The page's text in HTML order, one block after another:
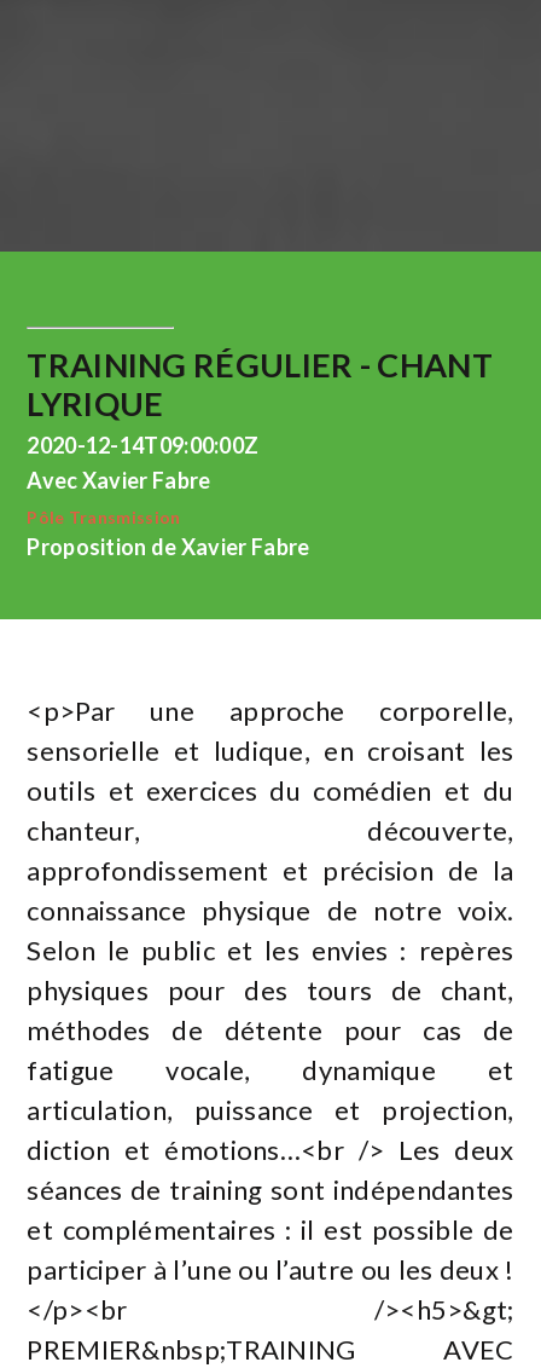
TRAINING RÉGULIER - CHANT
LYRIQUE
2020-12-14T09:00:00Z
Avec Xavier Fabre
Pôle Transmission
Proposition de Xavier Fabre
<p>Par une approche corporelle,
sensorielle et ludique, en croisant les
outils et exercices du comédien et du
chanteur, découverte,
approfondissement et précision de la
connaissance physique de notre voix.
Selon le public et les envies : repères
physiques pour des tours de chant,
méthodes de détente pour cas de
fatigue vocale, dynamique et
articulation, puissance et projection,
diction et émotions…<br /> Les deux
séances de training sont indépendantes
et complémentaires : il est possible de
participer à l’une ou l’autre ou les deux !
</p><br /><h5>&gt;
PREMIER&nbsp;TRAINING AVEC